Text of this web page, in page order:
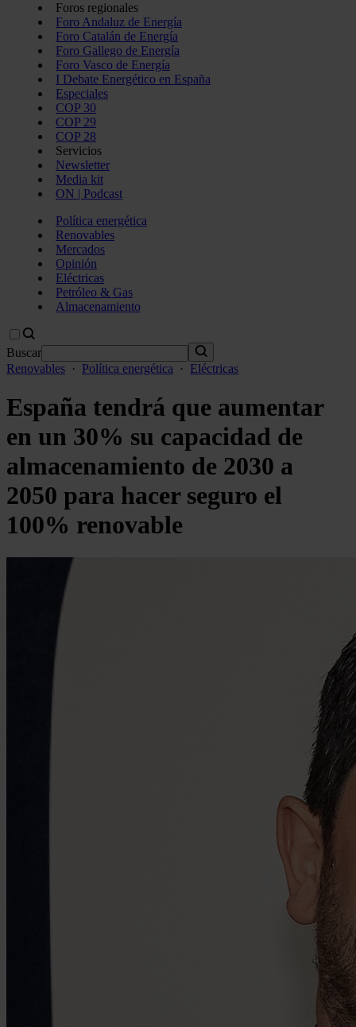
Foros regionales
Foro Andaluz de Energía
Foro Catalán de Energía
Foro Gallego de Energía
Foro Vasco de Energía
I Debate Energético en España
Especiales
COP 30
COP 29
COP 28
Servicios
Newsletter
Media kit
ON | Podcast
Política energética
Renovables
Mercados
Opinión
Eléctricas
Petróleo & Gas
Almacenamiento
Buscar
Renovables · Política energética · Eléctricas
España tendrá que aumentar
en un 30% su capacidad de
almacenamiento de 2030 a
2050 para hacer seguro el
100% renovable